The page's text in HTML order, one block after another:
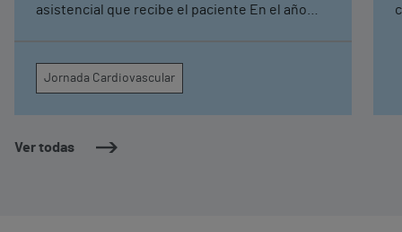
Ver todas
asistencial que recibe el paciente En el año
más de 1.400 procesos hemodinámicos, 800
sesiones de electrofisiología, y unas 200
Jornada Cardiovascular